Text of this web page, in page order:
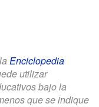
Enciclopedia
utilizar
bajo la
que se indique